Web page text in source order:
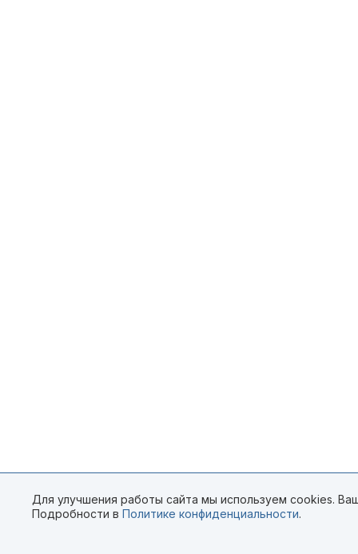
Для улучшения работы сайта мы используем cookies.
Подробности в Политике конфиденциальности.